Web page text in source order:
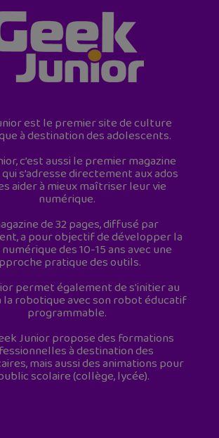
est le premier site de culture
à destination des adolescents.
c’est aussi le premier magazine
s’adresse directement aux ados
aider à mieux maîtriser leur vie
numérique.
de 32 pages, diffusé par
a pour objectif de développer la
des 10-15 ans avec une
pratique des outils.
permet également de s'initier au
la robotique avec son robot éducatif
programmable.
Junior propose des formations
à destination des
mais aussi des animations pour
scolaire (collège, lycée).